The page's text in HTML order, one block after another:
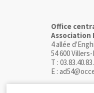
Office
Association
4 allée
54 600
T :
E :